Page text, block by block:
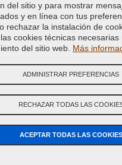
FIRENZE RED MET.
Código de Color Original :868
Código de Producto:VCD-BLVC-868
GALWAY GREEN MET. (L.R.)
Código de Producto:VCD-BLVC-821
GIVERNEY GREEN MET.
del sitio y para mostrar
y en línea con tus
rechazar la instalación de
cookies técnicas necesarias
del sitio web. Más
ADMINISTRAR PREFERENCIAS
RECHAZAR TODAS LAS
ACEPTAR TODAS LAS COOKIES